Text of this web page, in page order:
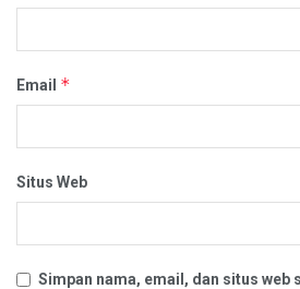
Email *
Situs Web
Simpan nama, email, dan situs web